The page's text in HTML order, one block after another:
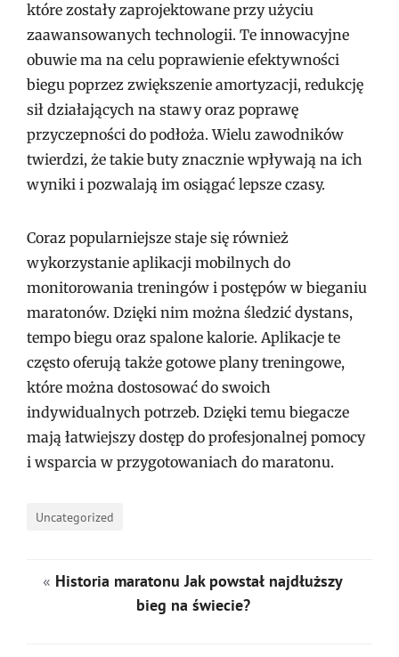
które zostały zaprojektowane przy użyciu
zaawansowanych technologii. Te innowacyjne
obuwie ma na celu poprawienie efektywności
biegu poprzez zwiększenie amortyzacji, redukcję
sił działających na stawy oraz poprawę
przyczepności do podłoża. Wielu zawodników
twierdzi, że takie buty znacznie wpływają na ich
wyniki i pozwalają im osiągać lepsze czasy.
Coraz popularniejsze staje się również
wykorzystanie aplikacji mobilnych do
monitorowania treningów i postępów w bieganiu
maratonów. Dzięki nim można śledzić dystans,
tempo biegu oraz spalone kalorie. Aplikacje te
często oferują także gotowe plany treningowe,
które można dostosować do swoich
indywidualnych potrzeb. Dzięki temu biegacze
mają łatwiejszy dostęp do profesjonalnej pomocy
i wsparcia w przygotowaniach do maratonu.
Uncategorized
« Historia maratonu Jak powstał najdłuższy
bieg na świecie?